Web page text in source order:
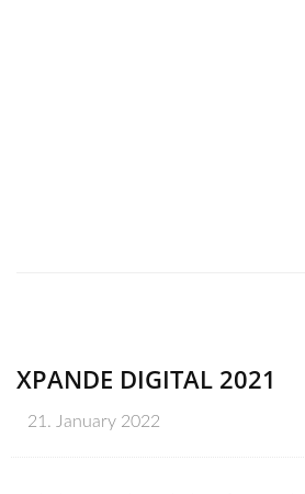
XPANDE DIGITAL 2021
21. January 2022